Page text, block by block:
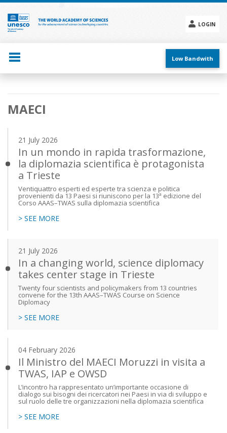
Skip
main
content
LOGIN
menu
Low Bandwith
Main
navigation
MAECI
21 July 2026
In un mondo in rapida trasformazione,
la diplomazia scientifica è protagonista
a Trieste
Ventiquattro esperti ed esperte tra scienza e politica
provenienti da 13 Paesi si riuniscono per la 13ª edizione del
Corso AAAS–TWAS sulla diplomazia scientifica
> SEE MORE
21 July 2026
In a changing world, science diplomacy
takes center stage in Trieste
Twenty four scientists and policymakers from 13 countries
convene for the 13th AAAS–TWAS Course on Science
Diplomacy
> SEE MORE
04 February 2026
Il Ministro del MAECI Moruzzi in visita a
TWAS, IAP e OWSD
L’incontro ha rappresentato un’importante occasione di
dialogo sui bisogni dei ricercatori nei Paesi in via di sviluppo e
sul ruolo delle tre organizzazioni nella diplomazia scientifica
> SEE MORE